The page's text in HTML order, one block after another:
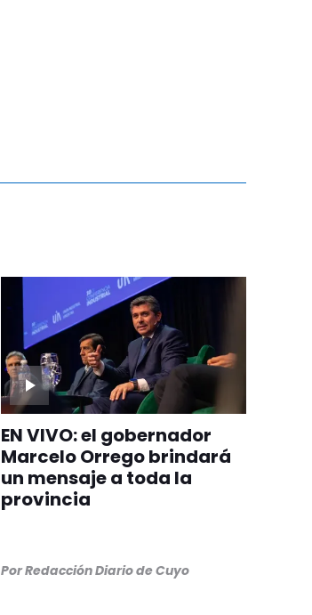
EN VIVO: el gobernador
Marcelo Orrego brindará
un mensaje a toda la
provincia
PorRedacción Diario de Cuyo